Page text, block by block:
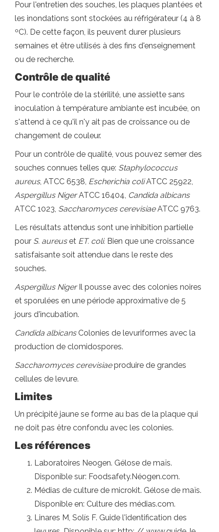
Pour l'entretien des souches, les plaques plantées et
les inondations sont stockées au réfrigérateur (4 à 8
ºC). De cette façon, ils peuvent durer plusieurs
semaines et être utilisés à des fins d'enseignement
ou de recherche.
Contrôle de qualité
Pour le contrôle de la stérilité, une assiette sans
inoculation à température ambiante est incubée, on
s'attend à ce qu'il n'y ait pas de croissance ou de
changement de couleur.
Pour un contrôle de qualité, vous pouvez semer des
souches connues telles que: Staphylococcus
aureus, ATCC 6538, Escherichia coliATCC 25922,
Aspergillus NigerATCC 16404, Candida albicans
ATCC 1023, Saccharomyces cerevisiaeATCC 9763.
Les résultats attendus sont une inhibition partielle
pour S. aureuset ET. coli. Bien que une croissance
satisfaisante soit attendue dans le reste des
souches.
Aspergillus NigerIl pousse avec des colonies noires
et sporulées en une période approximative de 5
jours d'incubation.
Candida albicansColonies de levuriformes avec la
production de clomidospores.
Saccharomyces cerevisiaeproduire de grandes
cellules de levure.
Limites
Un précipité jaune se forme au bas de la plaque qui
ne doit pas être confondu avec les colonies.
Les références
Laboratoires Neogen. Gélose de maïs.
Disponible sur: Foodsafety.Néogen.com.
Médias de culture de microkit. Gélose de maïs.
Disponible en: Culture des médias.com.
Linares M, Solís F. Guide l'identification des